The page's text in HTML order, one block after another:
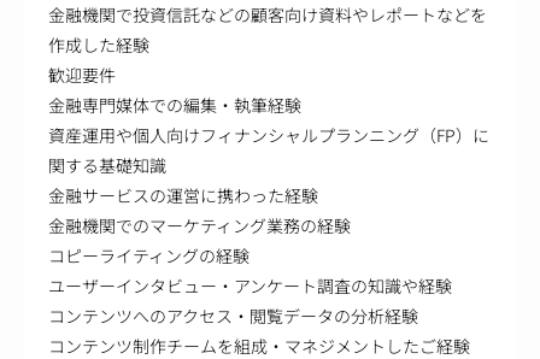
金融機関で投資信託などの顧客向け資料やレポートなどを
作成した経験
歓迎要件
金融専門媒体での編集・執筆経験
資産運用や個人向けフィナンシャルプランニング（FP）に
関する基礎知識
金融サービスの運営に携わった経験
金融機関でのマーケティング業務の経験
コピーライティングの経験
ユーザーインタビュー・アンケート調査の知識や経験
コンテンツへのアクセス・閲覧データの分析経験
コンテンツ制作チームを組成・マネジメントしたご経験